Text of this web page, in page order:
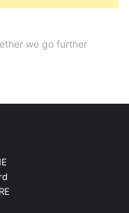
we go further